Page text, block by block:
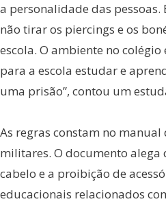
a personalidade das
não tirar os piercings e os
escola. O ambiente no colégio
para a escola estudar e
uma prisão”, contou um
As regras constam no manual
militares. O documento alega
cabelo e a proibição de
educacionais relacionados